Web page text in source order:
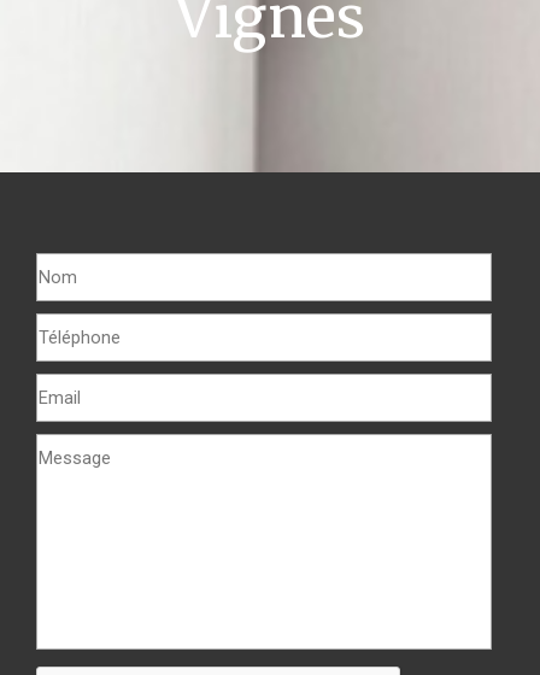
Vignes